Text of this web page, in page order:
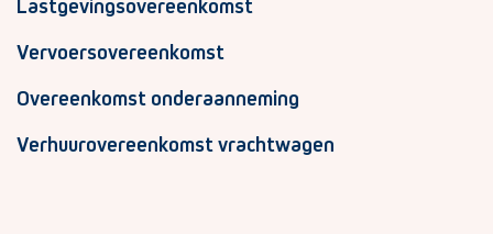
Lastgevingsovereenkomst
Vervoersovereenkomst
Overeenkomst onderaanneming
Verhuurovereenkomst vrachtwagen